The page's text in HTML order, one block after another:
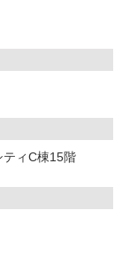
ムーズです。
ィC棟15階